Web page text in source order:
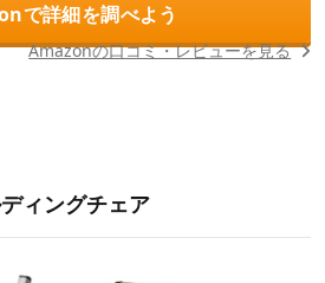
で詳細を調べよう
Amazonの口コミ・レビューを見る
ィングチェア